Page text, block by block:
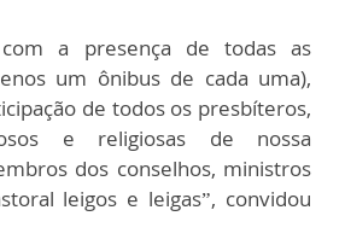
a presença de todas as
um ônibus de cada uma),
de todos os presbíteros,
e religiosas de nossa
dos conselhos, ministros
leigos e leigas”, convidou